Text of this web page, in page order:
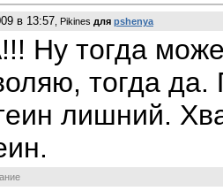
в 13:57 , Pikines для pshenya
Ну тогда
тогда
лишний.